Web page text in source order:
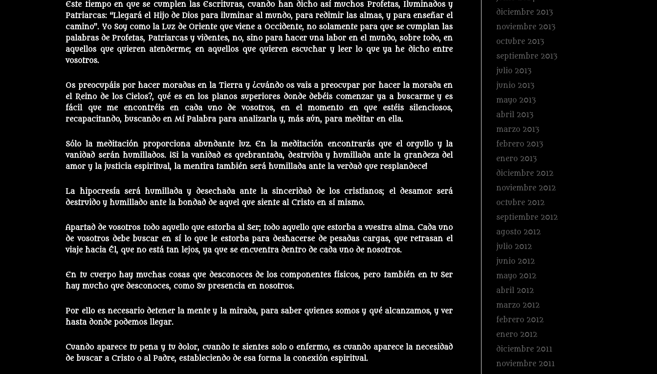
Este tiempo en que se cumplen las Escrituras, cuando han dicho así muchos Profetas, Iluminados y
Patriarcas: “Llegará el Hijo de Dios para iluminar al mundo, para redimir las almas, y para enseñar el
camino”. Yo Soy como la Luz de Oriente que viene a Occidente, no solamente para que se cumplan las
palabras de Profetas, Patriarcas y videntes, no, sino para hacer una labor en el mundo, sobre todo, en
aquellos que quieren atenderme; en aquellos que quieren escuchar y leer lo que ya he dicho entre
vosotros.
Os preocupáis por hacer moradas en la Tierra y ¿cuándo os vais a preocupar por hacer la morada en
el Reino de los Cielos?, qué es en los planos superiores donde debéis comenzar ya a buscarme y es
fácil que me encontréis en cada uno de vosotros, en el momento en que estéis silenciosos,
recapacitando, buscando en Mí Palabra para analizarla y, más aún, para meditar en ella.
Sólo la meditación proporciona abundante luz. En la meditación encontrarás que el orgullo y la
vanidad serán humillados. ¡Si la vanidad es quebrantada, destruida y humillada ante la grandeza del
amor y la justicia espiritual, la mentira también será humillada ante la verdad que resplandece!
La hipocresía será humillada y desechada ante la sinceridad de los cristianos; el desamor será
destruido y humillado ante la bondad de aquel que siente al Cristo en sí mismo.
Apartad de vosotros todo aquello que estorba al Ser; todo aquello que estorba a vuestra alma. Cada uno
de vosotros debe buscar en sí lo que le estorba para deshacerse de pesadas cargas, que retrasan el
viaje hacia Él, que no está tan lejos, ya que se encuentra dentro de cada uno de nosotros.
En tu cuerpo hay muchas cosas que desconoces de los componentes físicos, pero también en tu Ser
hay mucho que desconoces, como Su presencia en nosotros.
Por ello es necesario detener la mente y la mirada, para saber quienes somos y qué alcanzamos, y ver
hasta donde podemos llegar.
Cuando aparece tu pena y tu dolor, cuando te sientes solo o enfermo, es cuando aparece la necesidad
de buscar a Cristo o al Padre, estableciendo de esa forma la conexión espiritual.
diciembre 2013
noviembre 2013
octubre 2013
septiembre 2013
julio 2013
junio 2013
mayo 2013
abril 2013
marzo 2013
febrero 2013
enero 2013
diciembre 2012
noviembre 2012
octubre 2012
septiembre 2012
agosto 2012
julio 2012
junio 2012
mayo 2012
abril 2012
marzo 2012
febrero 2012
enero 2012
diciembre 2011
noviembre 2011